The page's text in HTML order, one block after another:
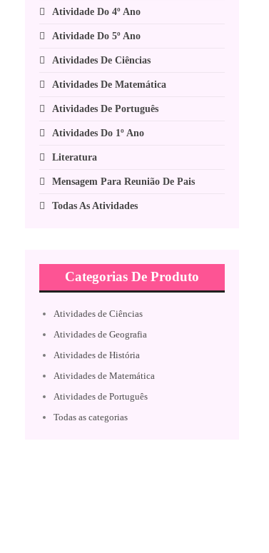
Atividade Do 4º Ano
Atividade Do 5º Ano
Atividades De Ciências
Atividades De Matemática
Atividades De Português
Atividades Do 1º Ano
Literatura
Mensagem Para Reunião De Pais
Todas As Atividades
Categorias De Produto
Atividades de Ciências
Atividades de Geografia
Atividades de História
Atividades de Matemática
Atividades de Português
Todas as categorias